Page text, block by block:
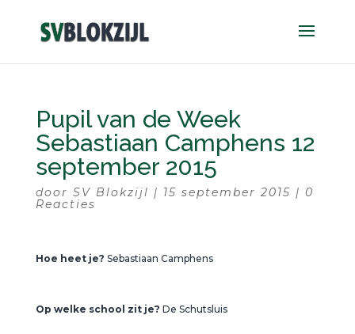
Pupil van de Week
Sebastiaan Camphens 12
september 2015
door SV Blokzijl | 15 september 2015 | 0
Reacties
Hoe heet je? Sebastiaan Camphens
Op welke school zit je? De Schutsluis